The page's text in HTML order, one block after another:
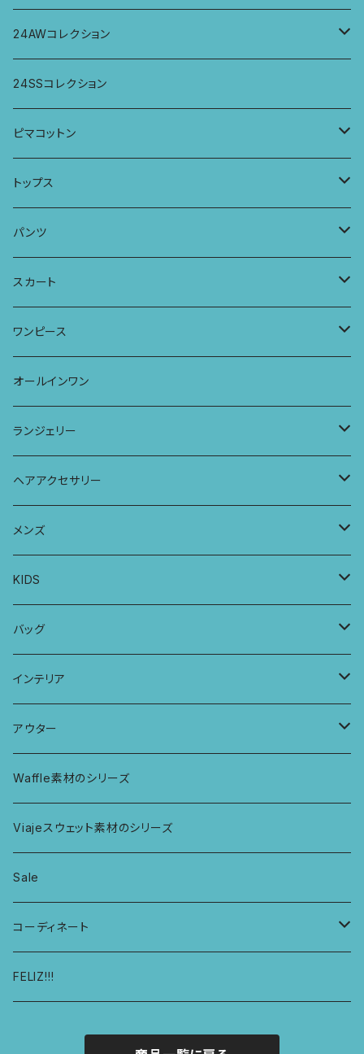
パンツ
ワンピース
パンツ
スカート
パーカー
トップス
パンツ
ワンピース
24AWコレクション
ワイドパンツ
ロングスリーブトップス
ロングスリーブワンピース
Tシャツ
パーカー
ワンピース
24SSコレクション
ピマコットン
Tシャツ
フレンチスリーブラウス
サーフパンツ
ドレス
ストール
トップス
タンクトップ・キャミソール
タンクトップ
キャミソール
ワイドTシャツ
チュニックTシャツ
七分袖トップス
ラグランスリーブトップス
パンツ
アラジンパンツ
ポケット付きアラジンパンツ
ワイドパンツ
ポケット付きワイドパンツ
レギンス
バブーチャ
スカート
マキシスカート
ワンピース
ワンピース
オールインワン
スリップワンピース
ビルヘンワンピース
半袖ワンピース
オールインワン
ランジェリー
ブラ
ヨガトップ
カシュクールブラ
ショーツ
プレーンショーツ
ボンバチャショーツ
総レースショーツ
レディースボクサー
ヘアアクセサリー
リボンシュシュ
シュシュ
ヘアターバン
三つ編み紐
メンズ
メンズボクサー
パンツ
トップス
KIDS
KIDS 羽根つきTシャツ
KIDS Tシャツ
KIDS ロングスリーブトップス
KIDS ラグランスリーブ長袖トップス
KIDS アラジンパンツ
KIDS ジョギングパンツ
KIDS レギンス
KIDS スウェットパーカー
バッグ
PCケース
マルシェバッグ
インテリア
カーテン
ラグ
なべつかみ
プフ
アウター
パーカー
ジャケット
Waffle素材のシリーズ
Viajeスウェット素材のシリーズ
Sale
コーディネート
コーディネート1
FELIZ!!!